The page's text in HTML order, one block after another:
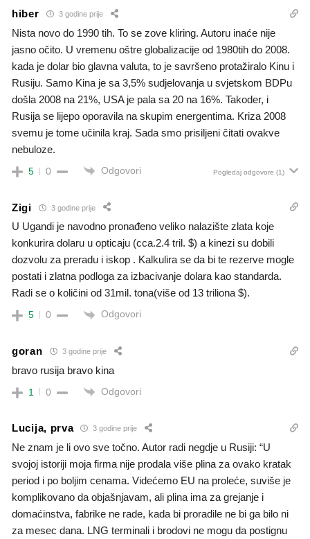
hiber 3 godine prije
Nista novo do 1990 tih. To se zove kliring. Autoru inaće nije
jasno očito. U vremenu oštre globalizacije od 1980tih do 2008.
kada je dolar bio glavna valuta, to je savršeno protažiralo Kinu i
Rusiju. Samo Kina je sa 3,5% sudjelovanja u svjetskom BDPu
došla 2008 na 21%, USA je pala sa 20 na 16%. Takoder, i
Rusija se lijepo oporavila na skupim energentima. Kriza 2008
svemu je tome učinila kraj. Sada smo prisiljeni čitati ovakve
nebuloze.
5 0 Odgovori Pogledaj odgovore (1)
Zigi 3 godine prije
U Ugandi je navodno pronađeno veliko nalazište zlata koje
konkurira dolaru u opticaju (cca.2.4 tril. $) a kinezi su dobili
dozvolu za preradu i iskop . Kalkulira se da bi te rezerve mogle
postati i zlatna podloga za izbacivanje dolara kao standarda.
Radi se o količini od 31mil. tona(više od 13 triliona $).
5 0 Odgovori
goran 3 godine prije
bravo rusija bravo kina
1 0 Odgovori
Lucija, prva 3 godine prije
Ne znam je li ovo sve točno. Autor radi negdje u Rusiji: “U
svojoj istoriji moja firma nije prodala više plina za ovako kratak
period i po boljim cenama. Videćemo EU na proleće, suviše je
komplikovano da objašnjavam, ali plina ima za grejanje i
domaćinstva, fabrike ne rade, kada bi proradile ne bi ga bilo ni
za mesec dana. LNG terminali i brodovi ne mogu da postignu